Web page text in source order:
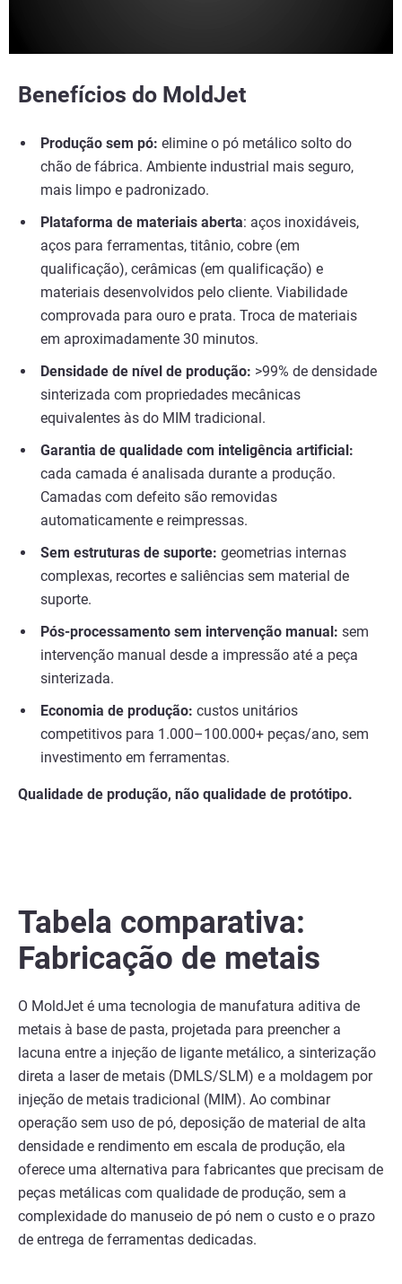
Veja mais
Veja mais
Benefícios do MoldJet
Produção sem pó: elimine o pó metálico solto do
chão de fábrica. Ambiente industrial mais seguro,
mais limpo e padronizado.
Plataforma de materiais aberta: aços inoxidáveis,
aços para ferramentas, titânio, cobre (em
qualificação), cerâmicas (em qualificação) e
materiais desenvolvidos pelo cliente. Viabilidade
comprovada para ouro e prata. Troca de materiais
em aproximadamente 30 minutos.
Densidade de nível de produção: >99% de densidade
sinterizada com propriedades mecânicas
equivalentes às do MIM tradicional.
Garantia de qualidade com inteligência artificial:
cada camada é analisada durante a produção.
Camadas com defeito são removidas
automaticamente e reimpressas.
Sem estruturas de suporte: geometrias internas
complexas, recortes e saliências sem material de
suporte.
Pós-processamento sem intervenção manual: sem
intervenção manual desde a impressão até a peça
sinterizada.
Economia de produção: custos unitários
competitivos para 1.000–100.000+ peças/ano, sem
investimento em ferramentas.
Qualidade de produção, não qualidade de protótipo.
Tabela comparativa:
Fabricação de metais
O MoldJet é uma tecnologia de manufatura aditiva de
metais à base de pasta, projetada para preencher a
lacuna entre a injeção de ligante metálico, a sinterização
direta a laser de metais (DMLS/SLM) e a moldagem por
injeção de metais tradicional (MIM). Ao combinar
operação sem uso de pó, deposição de material de alta
densidade e rendimento em escala de produção, ela
oferece uma alternativa para fabricantes que precisam de
peças metálicas com qualidade de produção, sem a
complexidade do manuseio de pó nem o custo e o prazo
de entrega de ferramentas dedicadas.